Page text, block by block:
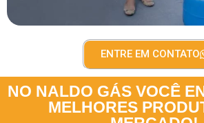
ENTRE EM CONTATO
NO NALDO GÁS VOCÊ
MELHORES